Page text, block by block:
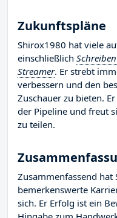
Zukunftspläne
Shirox1980 hat viele
einschließlich
Streamer. Er strebt
verbessern und den
Zuschauer zu bieten.
der Pipeline und freut
zu teilen.
Zusammenfassend hat
bemerkenswerte
sich. Er Erfolg ist ein